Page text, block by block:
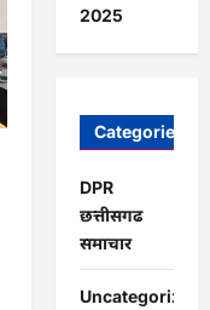
2025
Categories
DPR
छत्तीसगढ
समाचार
Uncategorized